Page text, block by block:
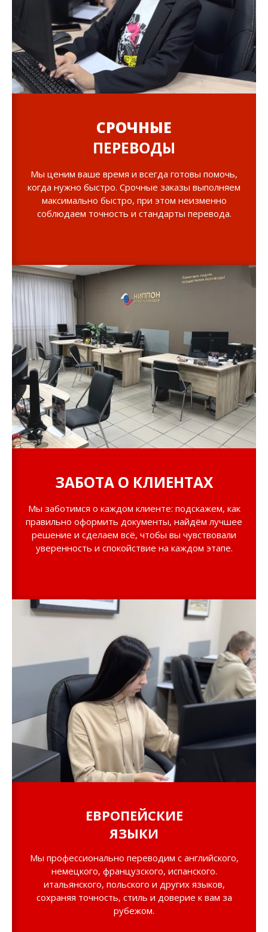
СРОЧНЫЕ
ПЕРЕВОДЫ
Мы ценим ваше время и всегда готовы помочь,
когда нужно быстро. Срочные заказы выполняем
максимально быстро, при этом неизменно
соблюдаем точность и стандарты перевода.
ЗАБОТА О КЛИЕНТАХ
Мы заботимся о каждом клиенте: подскажем, как
правильно оформить документы, найдём лучшее
решение и сделаем всё, чтобы вы чувствовали
уверенность и спокойствие на каждом этапе.
ЕВРОПЕЙСКИЕ
ЯЗЫКИ
Мы профессионально переводим с английского,
немецкого, французского, испанского.
итальянского, польского и других языков,
сохраняя точность, стиль и доверие к вам за
рубежом.